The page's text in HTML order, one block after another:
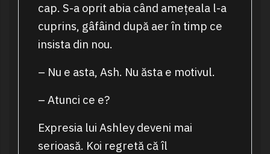
cap. S-a oprit abia când amețeala l-a
cuprins, gâfâind după aer în timp ce
insista din nou.
– Nu e asta, Ash. Nu ăsta e motivul.
– Atunci ce e?
Expresia lui Ashley deveni mai
serioasă. Koi regretă că îl